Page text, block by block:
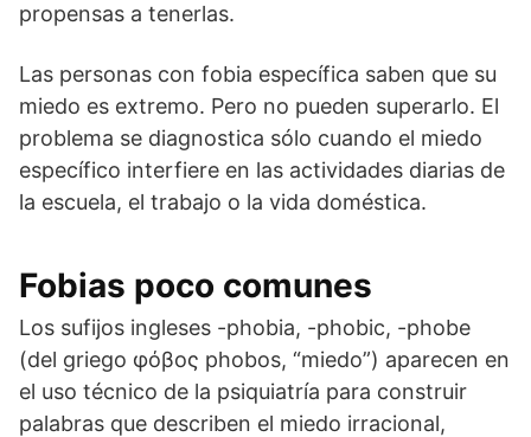
propensas a tenerlas.
Las personas con fobia específica saben que su
miedo es extremo. Pero no pueden superarlo. El
problema se diagnostica sólo cuando el miedo
específico interfiere en las actividades diarias de
la escuela, el trabajo o la vida doméstica.
Fobias poco comunes
Los sufijos ingleses -phobia, -phobic, -phobe
(del griego φόβος phobos, “miedo”) aparecen en
el uso técnico de la psiquiatría para construir
palabras que describen el miedo irracional,